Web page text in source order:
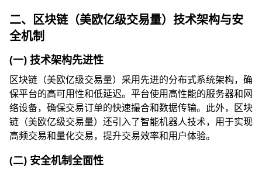
二、区块链（美欧亿级交易量）技术架构与安
全机制
(一) 技术架构先进性
区块链（美欧亿级交易量）采用先进的分布式系统架构，确
保平台的高可用性和低延迟。平台使用高性能的服务器和网
络设备，确保交易订单的快速撮合和数据传输。此外，区块
链（美欧亿级交易量）还引入了智能机器人技术，用于实现
高频交易和量化交易，提升交易效率和用户体验。
(二) 安全机制全面性